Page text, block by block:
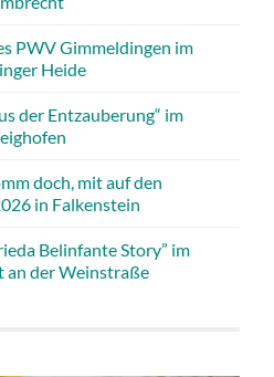
PWV Gimmeldingen im
Heide
der Entzauberung“ im
doch, mit auf den
in Falkenstein
Belinfante Story” im
an der Weinstraße